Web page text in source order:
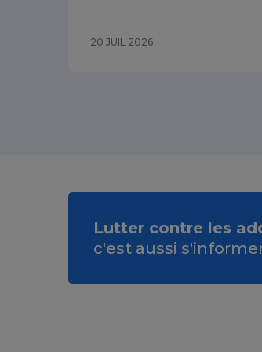
20 JUIL 2026
Lutter contre les
c'est aussi